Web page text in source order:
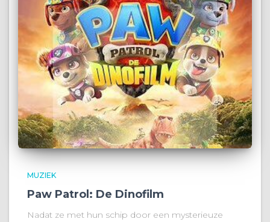
MUZIEK
Paw Patrol: De Dinofilm
Nadat ze met hun schip door een mysterieuze